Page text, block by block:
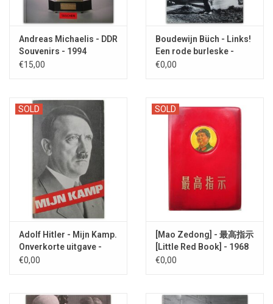
Andreas Michaelis - DDR
Souvenirs - 1994
€15,00
Boudewijn Büch - Links!
Een rode burleske -
1986
€0,00
SOLD
Adolf Hitler - Mijn Kamp.
Onverkorte uitgave -
1982
€0,00
SOLD
[Mao Zedong] - 最高指示
[Little Red Book] - 1968
€0,00